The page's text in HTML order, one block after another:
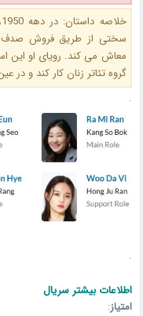
سختی از طریق فروش صدف
معاش می کند. رویای او این
گروه تئاتر زنان کار کند و در
.
.
اطلاعات بیشتر سریال
امتیاز: